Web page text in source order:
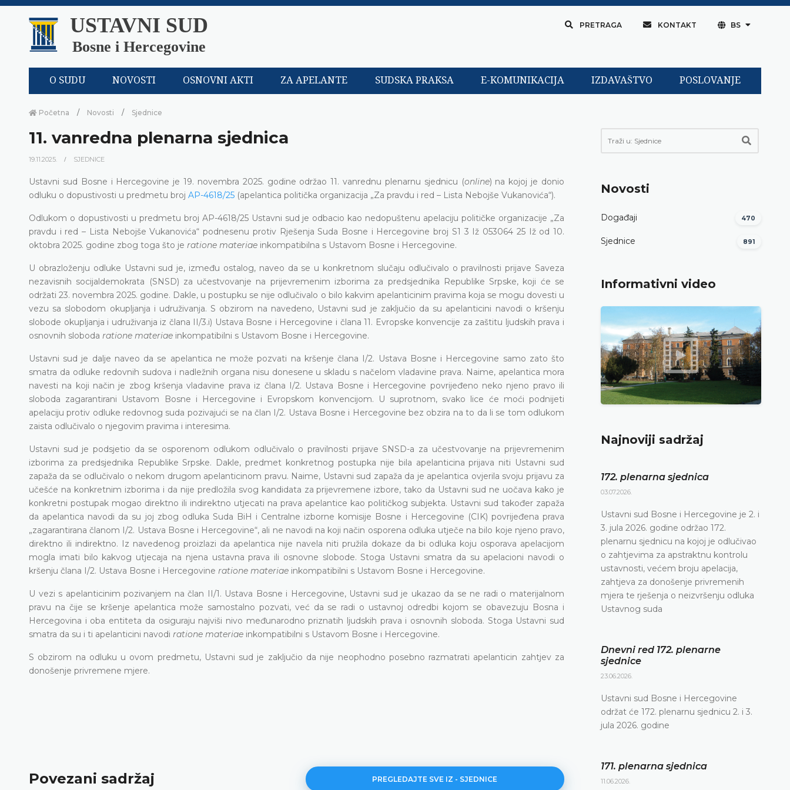
USTAVNI SUD
Bosne i Hercegovine
PRETRAGA KONTAKT BS
O SUDU NOVOSTI OSNOVNI AKTI ZA APELANTE SUDSKA PRAKSA E-KOMUNIKACIJA IZDAVAŠTVO POSLOVANJE
Početna Novosti Sjednice
11. vanredna plenarna sjednica
19.11.2025. SJEDNICE
Ustavni sud Bosne i Hercegovine je 19. novembra 2025. godine održao 11. vanrednu plenarnu sjednicu (online) na kojoj je donio
odluku o dopustivosti u predmetu broj AP-4618/25 (apelantica politička organizacija „Za pravdu i red – Lista Nebojše Vukanovića“).
Odlukom o dopustivosti u predmetu broj AP-4618/25 Ustavni sud je odbacio kao nedopuštenu apelaciju političke organizacije „Za
pravdu i red – Lista Nebojše Vukanovića“ podnesenu protiv Rješenja Suda Bosne i Hercegovine broj S1 3 Iž 053064 25 Iž od 10.
oktobra 2025. godine zbog toga što je ratione materiae inkompatibilna s Ustavom Bosne i Hercegovine.
U obrazloženju odluke Ustavni sud je, između ostalog, naveo da se u konkretnom slučaju odlučivalo o pravilnosti prijave Saveza
nezavisnih socijaldemokrata (SNSD) za učestvovanje na prijevremenim izborima za predsjednika Republike Srpske, koji će se
održati 23. novembra 2025. godine. Dakle, u postupku se nije odlučivalo o bilo kakvim apelanticinim pravima koja se mogu dovesti u
vezu sa slobodom okupljanja i udruživanja. S obzirom na navedeno, Ustavni sud je zaključio da su apelanticini navodi o kršenju
slobode okupljanja i udruživanja iz člana II/3.i) Ustava Bosne i Hercegovine i člana 11. Evropske konvencije za zaštitu ljudskih prava i
osnovnih sloboda ratione materiae inkompatibilni s Ustavom Bosne i Hercegovine.
Ustavni sud je dalje naveo da se apelantica ne može pozvati na kršenje člana I/2. Ustava Bosne i Hercegovine samo zato što
smatra da odluke redovnih sudova i nadležnih organa nisu donesene u skladu s načelom vladavine prava. Naime, apelantica mora
navesti na koji način je zbog kršenja vladavine prava iz člana I/2. Ustava Bosne i Hercegovine povrijeđeno neko njeno pravo ili
sloboda zagarantirani Ustavom Bosne i Hercegovine i Evropskom konvencijom. U suprotnom, svako lice će moći podnijeti
apelaciju protiv odluke redovnog suda pozivajući se na član I/2. Ustava Bosne i Hercegovine bez obzira na to da li se tom odlukom
zaista odlučivalo o njegovim pravima i interesima.
Ustavni sud je podsjetio da se osporenom odlukom odlučivalo o pravilnosti prijave SNSD-a za učestvovanje na prijevremenim
izborima za predsjednika Republike Srpske. Dakle, predmet konkretnog postupka nije bila apelanticina prijava niti Ustavni sud
zapaža da se odlučivalo o nekom drugom apelanticinom pravu. Naime, Ustavni sud zapaža da je apelantica ovjerila svoju prijavu za
učešće na konkretnim izborima i da nije predložila svog kandidata za prijevremene izbore, tako da Ustavni sud ne uočava kako je
konkretni postupak mogao direktno ili indirektno utjecati na prava apelantice kao političkog subjekta. Ustavni sud također zapaža
da apelantica navodi da su joj zbog odluka Suda BiH i Centralne izborne komisije Bosne i Hercegovine (CIK) povrijeđena prava
„zagarantirana članom I/2. Ustava Bosne i Hercegovine“, ali ne navodi na koji način osporena odluka utječe na bilo koje njeno pravo,
direktno ili indirektno. Iz navedenog proizlazi da apelantica nije navela niti pružila dokaze da bi odluka koju osporava apelacijom
mogla imati bilo kakvog utjecaja na njena ustavna prava ili osnovne slobode. Stoga Ustavni smatra da su apelacioni navodi o
kršenju člana I/2. Ustava Bosne i Hercegovine ratione materiae inkompatibilni s Ustavom Bosne i Hercegovine.
U vezi s apelanticinim pozivanjem na član II/1. Ustava Bosne i Hercegovine, Ustavni sud je ukazao da se ne radi o materijalnom
pravu na čije se kršenje apelantica može samostalno pozvati, već da se radi o ustavnoj odredbi kojom se obavezuju Bosna i
Hercegovina i oba entiteta da osiguraju najviši nivo međunarodno priznatih ljudskih prava i osnovnih sloboda. Stoga Ustavni sud
smatra da su i ti apelanticini navodi ratione materiae inkompatibilni s Ustavom Bosne i Hercegovine.
S obzirom na odluku u ovom predmetu, Ustavni sud je zaključio da nije neophodno posebno razmatrati apelanticin zahtjev za
donošenje privremene mjere.
Povezani sadržaj PREGLEDAJTE SVE IZ - SJEDNICE
Novosti
Događaji 470
Sjednice 891
Informativni video
Najnoviji sadržaj
172. plenarna sjednica
03.07.2026.
Ustavni sud Bosne i Hercegovine je 2. i
3. jula 2026. godine održao 172.
plenarnu sjednicu na kojoj je odlučivao
o zahtjevima za apstraktnu kontrolu
ustavnosti, većem broju apelacija,
zahtjeva za donošenje privremenih
mjera te rješenja o neizvršenju odluka
Ustavnog suda
Dnevni red 172. plenarne
sjednice
23.06.2026.
Ustavni sud Bosne i Hercegovine
održat će 172. plenarnu sjednicu 2. i 3.
jula 2026. godine
171. plenarna sjednica
11.06.2026.